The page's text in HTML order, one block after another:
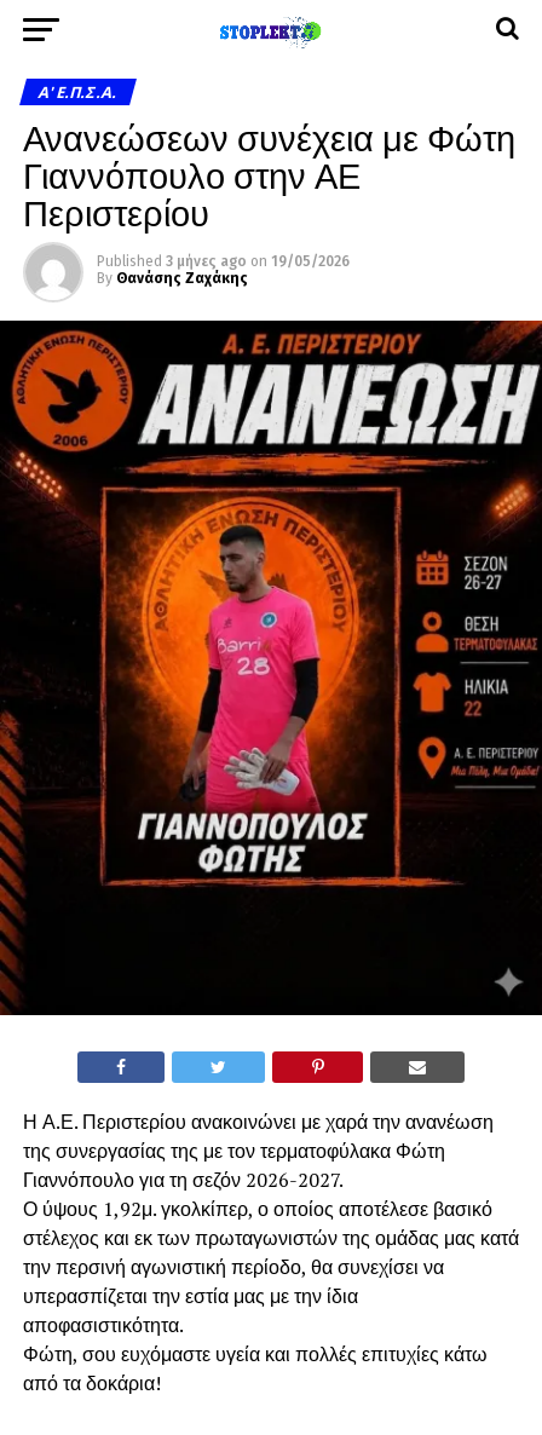
A' Ε.Π.Σ.Α.
Ανανεώσεων συνέχεια με Φώτη
Γιαννόπουλο στην ΑΕ
Περιστερίου
Published 3 μήνες ago on 19/05/2026
By Θανάσης Ζαχάκης
Η Α.Ε. Περιστερίου ανακοινώνει με χαρά την ανανέωση
της συνεργασίας της με τον τερματοφύλακα Φώτη
Γιαννόπουλο για τη σεζόν 2026-2027.
​Ο ύψους 1,92μ. γκολκίπερ, ο οποίος αποτέλεσε βασικό
στέλεχος και εκ των πρωταγωνιστών της ομάδας μας κατά
την περσινή αγωνιστική περίοδο, θα συνεχίσει να
υπερασπίζεται την εστία μας με την ίδια
αποφασιστικότητα.
​Φώτη, σου ευχόμαστε υγεία και πολλές επιτυχίες κάτω
από τα δοκάρια!